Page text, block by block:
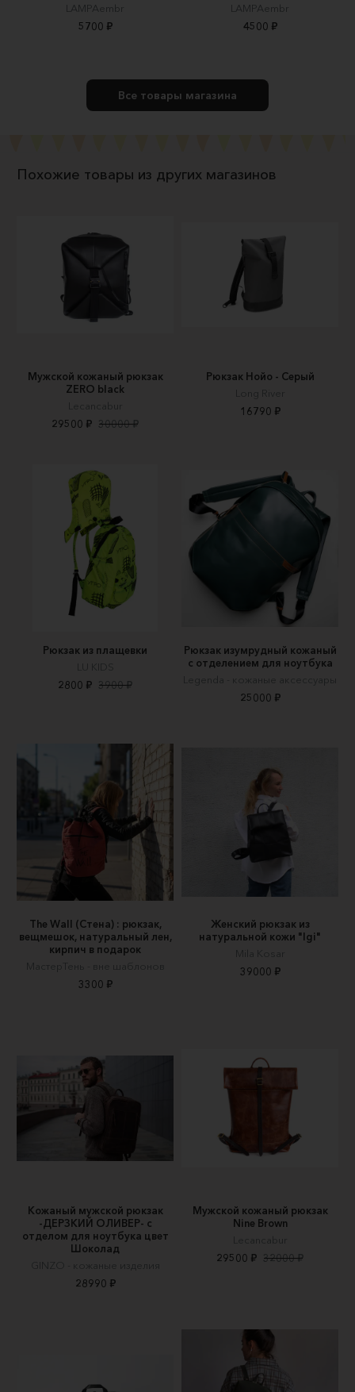
LAMPAembr
5700 ₽
LAMPAembr
4500 ₽
Все товары магазина
Похожие товары из других магазинов
Мужской кожаный рюкзак
ZERO black
Lecancabur
29500 ₽ 30000 ₽
Рюкзак Нойо - Серый
Long River
16790 ₽
Рюкзак из плащевки
LU KIDS
2800 ₽ 3900 ₽
Рюкзак изумрудный кожаный
с отделением для ноутбука
Legenda - кожаные аксессуары
25000 ₽
The Wall (Стена) : рюкзак,
вещмешок, натуральный лен,
кирпич в подарок
МастерТень - вне шаблонов
3300 ₽
Женский рюкзак из
натуральной кожи "Igi"
Mila Kosar
39000 ₽
Кожаный мужской рюкзак
-ДЕРЗКИЙ ОЛИВЕР- с
отделом для ноутбука цвет
Шоколад
GINZO - кожаные изделия
28990 ₽
Мужской кожаный рюкзак
Nine Brown
Lecancabur
29500 ₽ 32000 ₽